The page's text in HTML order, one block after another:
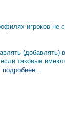
игроков не
(добавлять)
таковые
подробнее...